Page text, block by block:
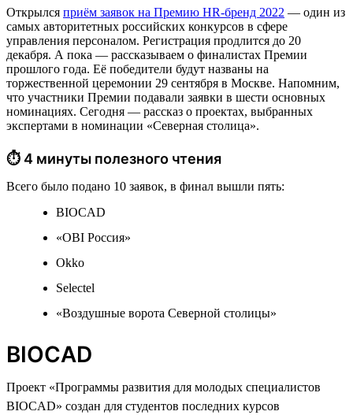
Открылся приём заявок на Премию HR-бренд 2022 — один из
самых авторитетных российских конкурсов в сфере
управления персоналом. Регистрация продлится до 20
декабря. А пока — рассказываем о финалистах Премии
прошлого года. Её победители будут названы на
торжественной церемонии 29 сентября в Москве. Напомним,
что участники Премии подавали заявки в шести основных
номинациях. Сегодня — рассказ о проектах, выбранных
экспертами в номинации «Северная столица».
⏱ 4 минуты полезного чтения
Всего было подано 10 заявок, в финал вышли пять:
BIOCAD
«OBI Россия»
Okko
Selectel
«Воздушные ворота Северной столицы»
BIOCAD
Проект «Программы развития для молодых специалистов
BIOCAD» создан для студентов последних курсов